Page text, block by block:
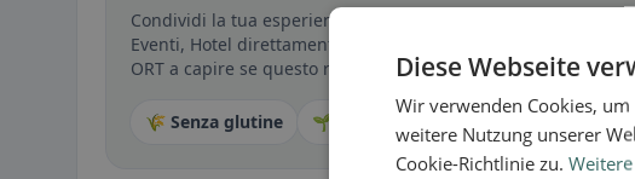
Condividi la tua esperienza con RISTORANTE DELL'ANGELO -
Eventi, Hotel direttamente nell’app — in base al tuo stile
ORT a capire se questo ristorante è davvero adatto a loro.
🌾 Senza glutine 🌱 Vegano 🕌
Diese Webseite
Wir verwenden Cookies,
weitere Nutzung unserer
Cookie-Richtlinie zu.